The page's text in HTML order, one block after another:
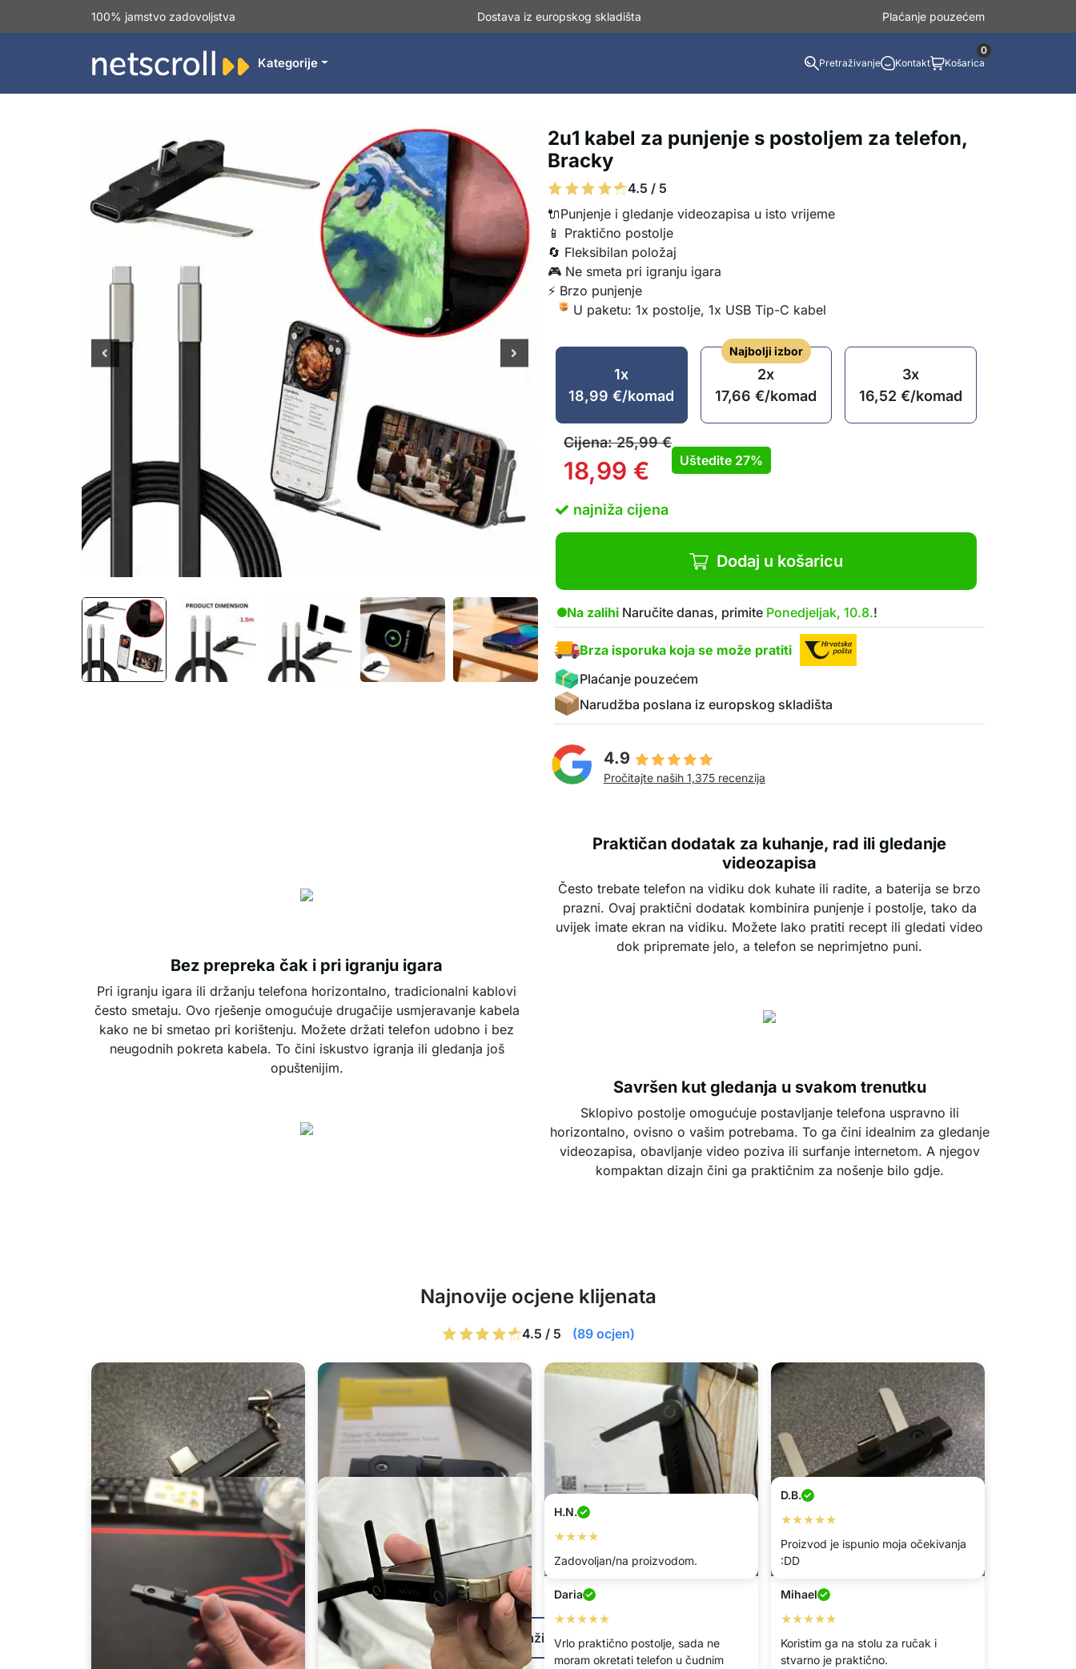
100% jamstvo zadovoljstva Dostava iz europskog skladišta Plaćanje pouzećem
Kategorije Pretraživanje Kontakt Košarica
0
2u1 kabel za punjenje s postoljem za telefon,
Bracky
4.5 / 5
🔌Punjenje i gledanje videozapisa u isto vrijeme
📱 Praktično postolje
🔄 Fleksibilan položaj
🎮 Ne smeta pri igranju igara
⚡ Brzo punjenje
U paketu: 1x postolje, 1x USB Tip-C kabel
1x
18,99€/komad
Najbolji izbor
2x
17,66€/komad
3x
16,52€/komad
Cijena:25,99€
18,99 € Uštedite 27%
najniža cijena
Dodaj u košaricu
Na zalihi Naručite danas, primite Ponedjeljak, 10.8.!
Brza isporuka koja se može pratiti
Plaćanje pouzećem
Narudžba poslana iz europskog skladišta
4.9
Pročitajte naših 1,375 recenzija
Praktičan dodatak za kuhanje, rad ili gledanje
videozapisa
Često trebate telefon na vidiku dok kuhate ili radite, a baterija se brzo
prazni. Ovaj praktični dodatak kombinira punjenje i postolje, tako da
uvijek imate ekran na vidiku. Možete lako pratiti recept ili gledati video
dok pripremate jelo, a telefon se neprimjetno puni.
Bez prepreka čak i pri igranju igara
Pri igranju igara ili držanju telefona horizontalno, tradicionalni kablovi
često smetaju. Ovo rješenje omogućuje drugačije usmjeravanje kabela
kako ne bi smetao pri korištenju. Možete držati telefon udobno i bez
neugodnih pokreta kabela. To čini iskustvo igranja ili gledanja još
opuštenijim.
Savršen kut gledanja u svakom trenutku
Sklopivo postolje omogućuje postavljanje telefona uspravno ili
horizontalno, ovisno o vašim potrebama. To ga čini idealnim za gledanje
videozapisa, obavljanje video poziva ili surfanje internetom. A njegov
kompaktan dizajn čini ga praktičnim za nošenje bilo gdje.
Najnovije ocjene klijenata
4.5 / 5 (89 ocjen)
Svjetlana
Odlično za kuhinju, sada mogu
gledati recepte bez držanja telefona.
Ali
★★★★★
Napokon mogu puniti telefon i
gledati videozapise u isto vrijeme.
Daria
★★★★★
Vrlo praktično postolje, sada ne
moram okretati telefon u čudnim
Mihael
★★★★★
Koristim ga na stolu za ručak i
stvarno je praktično.
D.B.
★★★★★
Proizvod je ispunio moja očekivanja
:DD
H.N.
★★★★
Zadovoljan/na proizvodom.
Prikaži više